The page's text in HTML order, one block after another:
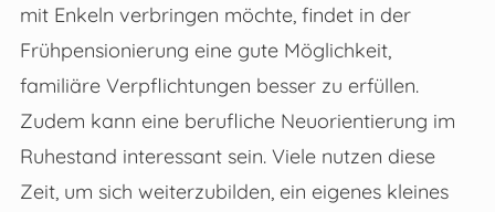
mit Enkeln verbringen möchte, findet in der
Frühpensionierung eine gute Möglichkeit,
familiäre Verpflichtungen besser zu erfüllen.
Zudem kann eine berufliche Neuorientierung im
Ruhestand interessant sein. Viele nutzen diese
Zeit, um sich weiterzubilden, ein eigenes kleines